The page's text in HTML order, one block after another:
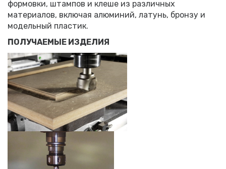
формовки, штампов и клеше из различных
материалов, включая алюминий, латунь, бронзу и
модельный пластик.
ПОЛУЧАЕМЫЕ ИЗДЕЛИЯ